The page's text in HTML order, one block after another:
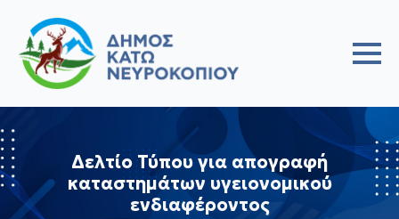
Δελτίο Τύπου για απογραφή
καταστημάτων υγειονομικού
ενδιαφέροντος